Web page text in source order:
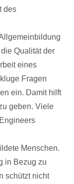
des
Qualität der
eines
Fragen
ein. Damit hilft
geben. Viele
Menschen.
in Bezug zu
schützt nicht